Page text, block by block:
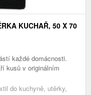
KUCHAŘ, 50 X 70
každé domácnosti.
kusů v originálním
do kuchyně, utěrky,